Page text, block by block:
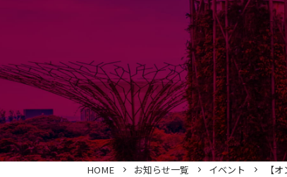
HOME お知らせ一覧 イベント 【